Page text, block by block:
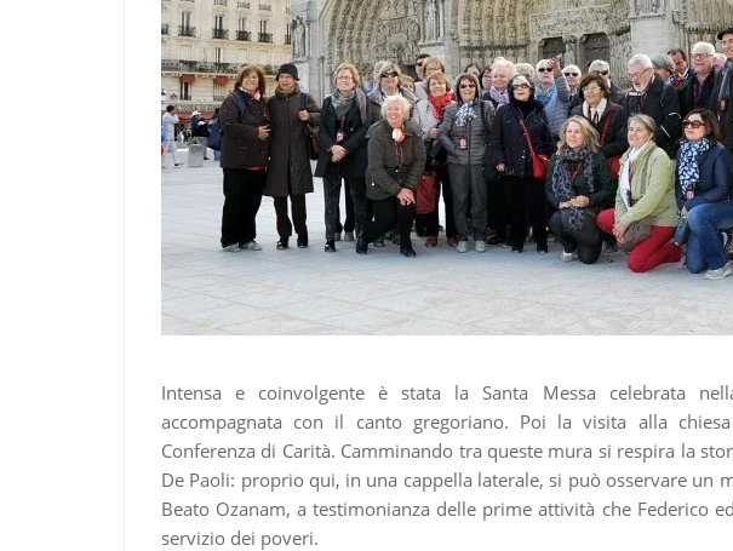
Intensa e coinvolgente è stata la Santa Messa celebrata
accompagnata con il canto gregoriano. Poi la visita alla
Conferenza di Carità. Camminando tra queste mura si respira la
De Paoli: proprio qui, in una cappella laterale, si può osservare un
Beato Ozanam, a testimonianza delle prime attività che Federico
servizio dei poveri.